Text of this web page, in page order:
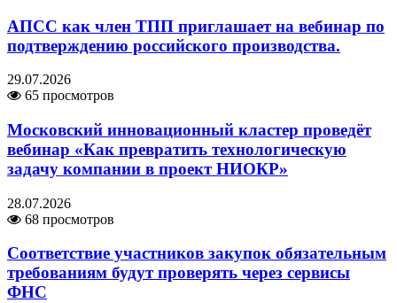
АПСС как член ТПП приглашает на вебинар по
подтверждению российского производства.
29.07.2026
65 просмотров
Московский инновационный кластер проведёт
вебинар «Как превратить технологическую
задачу компании в проект НИОКР»
28.07.2026
68 просмотров
Соответствие участников закупок обязательным
требованиям будут проверять через сервисы
ФНС